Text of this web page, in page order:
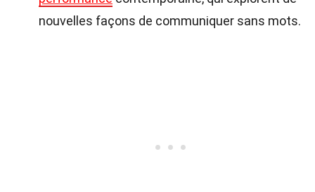
nouvelles façons de communiquer sans mots.